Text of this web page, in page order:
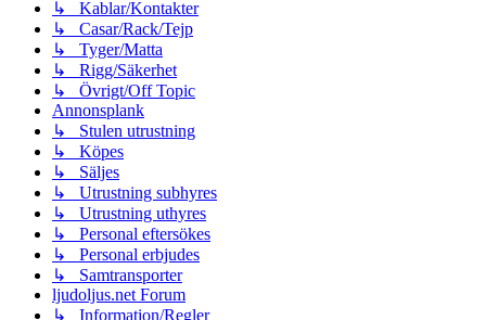
↳ Kablar/Kontakter
↳ Casar/Rack/Tejp
↳ Tyger/Matta
↳ Rigg/Säkerhet
↳ Övrigt/Off Topic
Annonsplank
↳ Stulen utrustning
↳ Köpes
↳ Säljes
↳ Utrustning subhyres
↳ Utrustning uthyres
↳ Personal eftersökes
↳ Personal erbjudes
↳ Samtransporter
ljudoljus.net Forum
↳ Information/Regler